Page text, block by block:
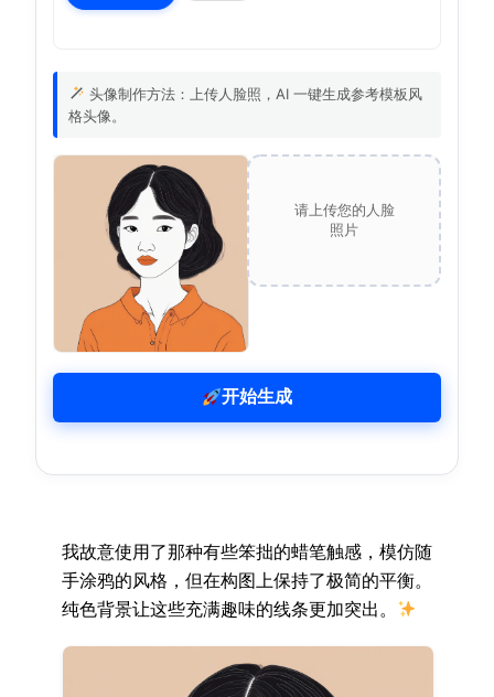
头像制作方法：上传人脸照，AI 一键生成参考模板风
格头像。
请上传您的人脸
照片
开始生成
我故意使用了那种有些笨拙的蜡笔触感，模仿随
手涂鸦的风格，但在构图上保持了极简的平衡。
纯色背景让这些充满趣味的线条更加突出。